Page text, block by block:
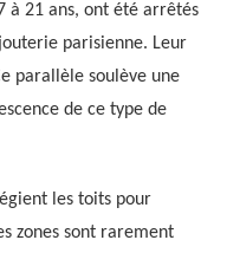
à 21 ans, ont été arrêtés
parisienne. Leur
parallèle soulève une
de ce type de
les toits pour
zones sont rarement